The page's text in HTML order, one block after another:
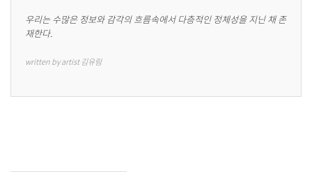
우리는 수많은 정보와 감각의 흐름속에서 다층적인 정체성을 지닌 채 존
재한다.
written by artist 김유림